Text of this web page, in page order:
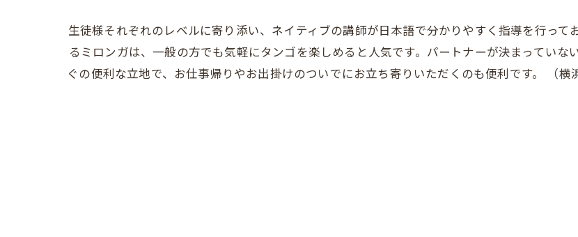
生徒様それぞれのレベルに寄り添い、ネイティブの講師が日本語で分かりやすく指導を行っ
るミロンガは、一般の方でも気軽にタンゴを楽しめると人気です。パートナーが決まってい
ぐの便利な立地で、お仕事帰りやお出掛けのついでにお立ち寄りいただくのも便利です。 （